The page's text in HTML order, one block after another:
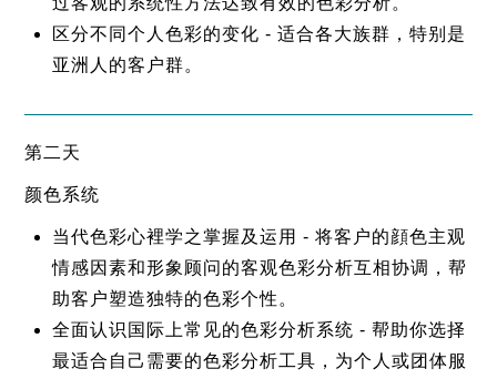
区分不同个人色彩的变化 - 适合各大族群，特别是
亚洲人的客户群。
第二天
颜色系统
当代色彩心裡学之掌握及运用 - 将客户的顔色主观
情感因素和形象顾问的客观色彩分析互相协调，帮
助客户塑造独特的色彩个性。
全面认识国际上常见的色彩分析系统 - 帮助你选择
最适合自己需要的色彩分析工具，为个人或团体服